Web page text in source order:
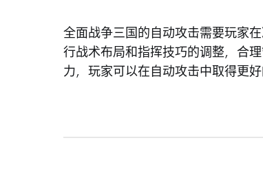
全面战争三国的自动攻击需要玩家
行战术布局和指挥技巧的调整，合
力，玩家可以在自动攻击中取得更